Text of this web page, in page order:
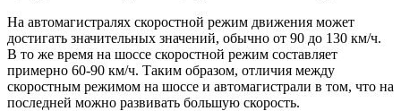
На автомагистралях скоростной режим движения может
достигать значительных значений, обычно от 90 до 130 км/ч.
В то же время на шоссе скоростной режим составляет
примерно 60-90 км/ч. Таким образом, отличия между
скоростным режимом на шоссе и автомагистрали в том, что на
последней можно развивать большую скорость.